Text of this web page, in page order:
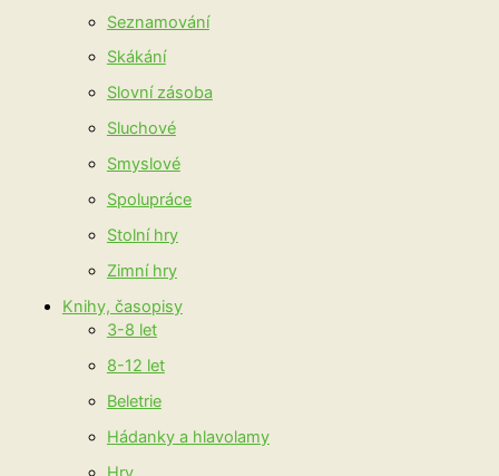
Seznamování
Skákání
Slovní zásoba
Sluchové
Smyslové
Spolupráce
Stolní hry
Zimní hry
Knihy, časopisy
3-8 let
8-12 let
Beletrie
Hádanky a hlavolamy